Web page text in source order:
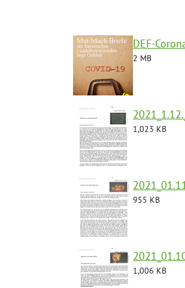
DEF-
2 MB
1,023 KB
955 KB
1,006 KB